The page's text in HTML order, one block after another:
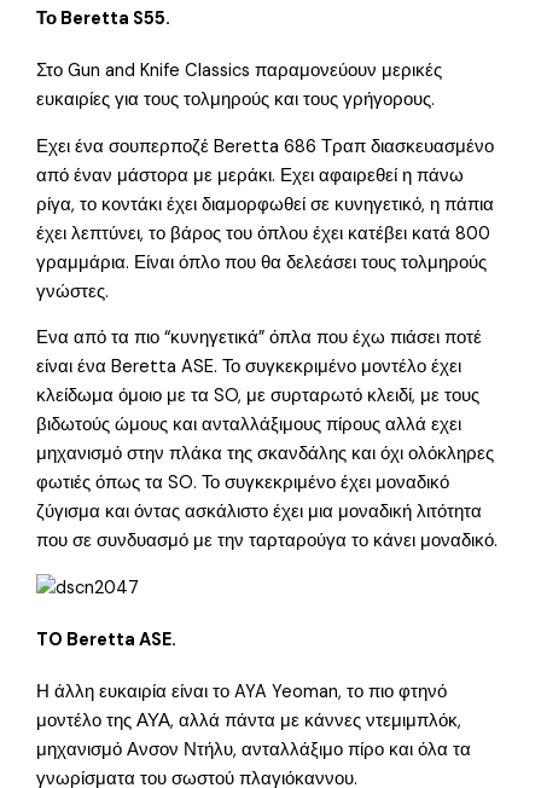
Το Beretta S55.
Στο Gun and Knife Classics παραμονεύουν μερικές
ευκαιρίες για τους τολμηρούς και τους γρήγορους.
Εχει ένα σουπερποζέ Beretta 686 Τραπ διασκευασμένο
από έναν μάστορα με μεράκι. Εχει αφαιρεθεί η πάνω
ρίγα, το κοντάκι έχει διαμορφωθεί σε κυνηγετικό, η πάπια
έχει λεπτύνει, το βάρος του όπλου έχει κατέβει κατά 800
γραμμάρια. Είναι όπλο που θα δελεάσει τους τολμηρούς
γνώστες.
Ενα από τα πιο “κυνηγετικά” όπλα που έχω πιάσει ποτέ
είναι ένα Beretta ASE. Το συγκεκριμένο μοντέλο έχει
κλείδωμα όμοιο με τα SO, με συρταρωτό κλειδί, με τους
βιδωτούς ώμους και ανταλλάξιμους πίρους αλλά εχει
μηχανισμό στην πλάκα της σκανδάλης και όχι ολόκληρες
φωτιές όπως τα SO. Το συγκεκριμένο έχει μοναδικό
ζύγισμα και όντας ασκάλιστο έχει μια μοναδική λιτότητα
που σε συνδυασμό με την ταρταρούγα το κάνει μοναδικό.
TO Beretta ASE.
Η άλλη ευκαιρία είναι το AYA Yeoman, το πιο φτηνό
μοντέλο της ΑΥΑ, αλλά πάντα με κάννες ντεμιμπλόκ,
μηχανισμό Ανσον Ντήλυ, ανταλλάξιμο πίρο και όλα τα
γνωρίσματα του σωστού πλαγιόκαννου.